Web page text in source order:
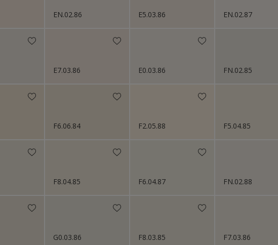
Plafonds
Plaster
Plastique
Radiateurs
Sols
EN.02.86 E5.03.86 EN.02.87
E7.03.86 E0.03.86 FN.02.85
F6.06.84 F2.05.88 F5.04.85
F8.04.85 F6.04.87 FN.02.88
G0.03.86 F8.03.85 F7.03.86